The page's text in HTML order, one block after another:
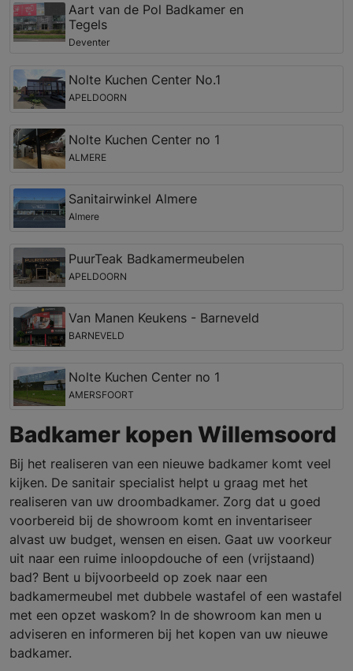
Aart van de Pol Badkamer en
Tegels
Deventer
Nolte Kuchen Center No.1
APELDOORN
Nolte Kuchen Center no 1
ALMERE
Sanitairwinkel Almere
Almere
PuurTeak Badkamermeubelen
APELDOORN
Van Manen Keukens - Barneveld
BARNEVELD
Nolte Kuchen Center no 1
AMERSFOORT
Badkamer kopen Willemsoord
Bij het realiseren van een nieuwe badkamer komt veel
kijken. De sanitair specialist helpt u graag met het
realiseren van uw droombadkamer. Zorg dat u goed
voorbereid bij de showroom komt en inventariseer
alvast uw budget, wensen en eisen. Gaat uw voorkeur
uit naar een ruime inloopdouche of een (vrijstaand)
bad? Bent u bijvoorbeeld op zoek naar een
badkamermeubel met dubbele wastafel of een wastafel
met een opzet waskom? In de showroom kan men u
adviseren en informeren bij het kopen van uw nieuwe
badkamer.